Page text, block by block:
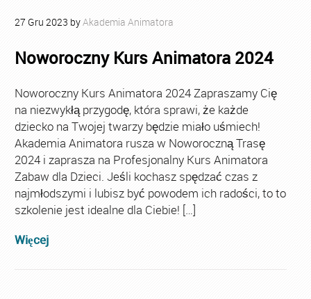
27 Gru 2023 byAkademia Animatora
Noworoczny Kurs Animatora 2024
Noworoczny Kurs Animatora 2024 Zapraszamy Cię
na niezwykłą przygodę, która sprawi, że każde
dziecko na Twojej twarzy będzie miało uśmiech!
Akademia Animatora rusza w Noworoczną Trasę
2024 i zaprasza na Profesjonalny Kurs Animatora
Zabaw dla Dzieci. Jeśli kochasz spędzać czas z
najmłodszymi i lubisz być powodem ich radości, to to
szkolenie jest idealne dla Ciebie! […]
Więcej